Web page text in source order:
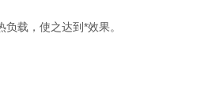
载，使之达到*效果。